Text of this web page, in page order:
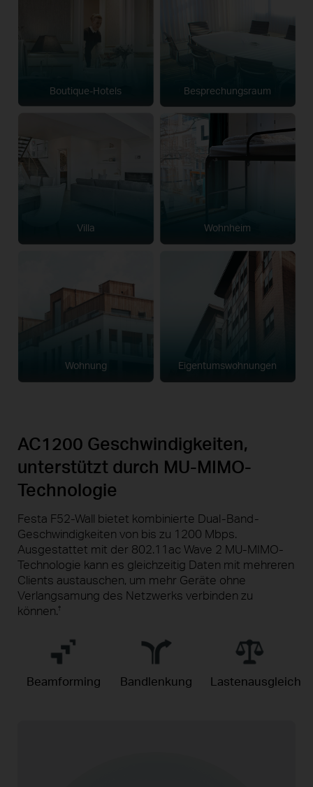
Boutique-Hotels Besprechungsraum
Villa Wohnheim
Wohnung Eigentumswohnungen
AC1200 Geschwindigkeiten,
unterstützt durch MU-MIMO-
Technologie
Festa F52-Wall bietet kombinierte Dual-Band-
Geschwindigkeiten von bis zu 1200 Mbps.
Ausgestattet mit der 802.11ac Wave 2 MU-MIMO-
Technologie kann es gleichzeitig Daten mit mehreren
Clients austauschen, um mehr Geräte ohne
Verlangsamung des Netzwerks verbinden zu
können.†
Beamforming Bandlenkung Lastenausgleich